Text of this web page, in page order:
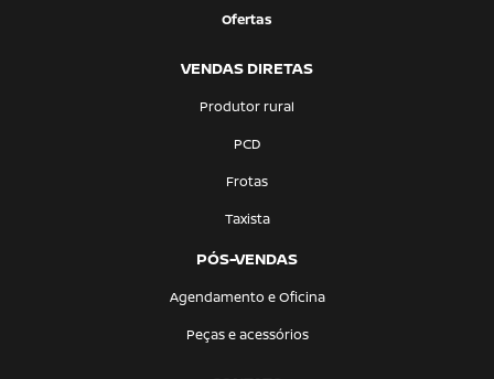
Ofertas
VENDAS DIRETAS
Produtor rural
PCD
Frotas
Taxista
PÓS-VENDAS
Agendamento e Oficina
Peças e acessórios